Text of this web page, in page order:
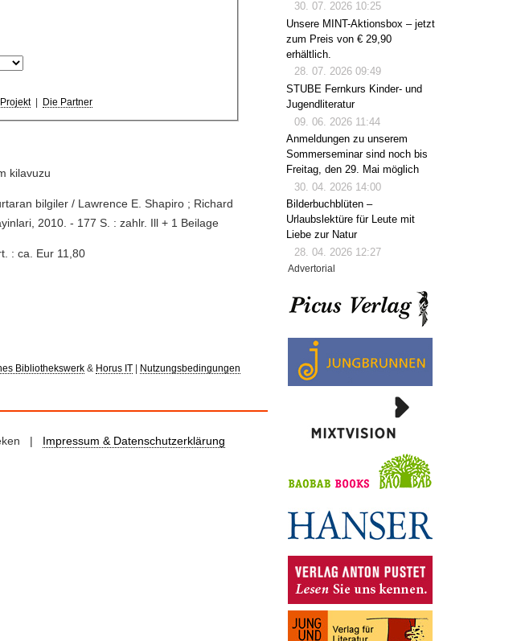
| Die Partner
kilavuzu
bilgiler / Lawrence E. Shapiro ; Richard
2010. - 177 S. : zahlr. Ill + 1 Beilage
: ca. Eur 11,80
Bibliothekswerk& Horus IT Nutzungsbedingungen
| Impressum & Datenschutzerklärung
30. 07. 2026 10:25
Unsere MINT-Aktionsbox – jetzt
zum Preis von € 29,90
erhältlich.
28. 07. 2026 09:49
STUBE Fernkurs Kinder- und
Jugendliteratur
09. 06. 2026 11:44
Anmeldungen zu unserem
Sommerseminar sind noch bis
Freitag, den 29. Mai möglich
30. 04. 2026 14:00
Bilderbuchblüten –
Urlaubslektüre für Leute mit
Liebe zur Natur
28. 04. 2026 12:27
Advertorial